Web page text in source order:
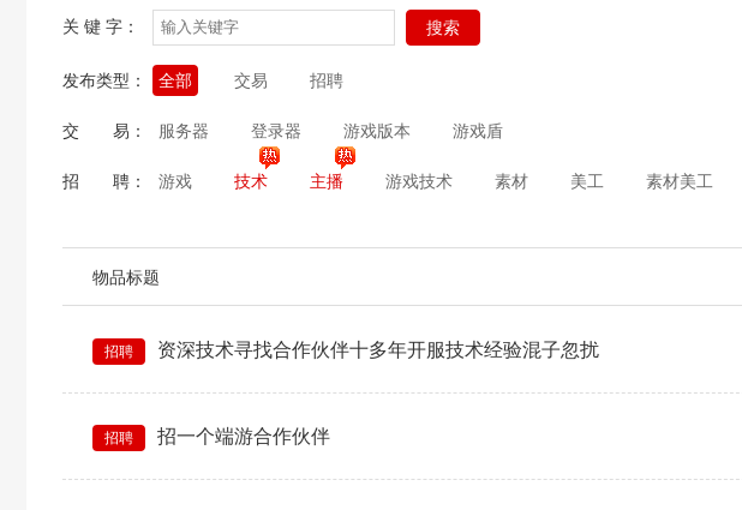
关 键 字： 搜索
发布类型： 全部 交易 招聘
交 易： 服务器 登录器 游戏版本 游戏盾
招 聘： 游戏 技术 主播 游戏技术 素材 美工 素材美工
物品标题
招聘 资深技术寻找合作伙伴十多年开服技术经验混子忽扰
招聘 招一个端游合作伙伴